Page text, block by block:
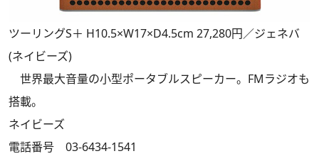
ツーリングS＋ H10.5×W17×D4.5cm 27,280円／ジェネバ
(ネイビーズ)
世界最大音量の小型ポータブルスピーカー。FMラジオも
搭載。
ネイビーズ
電話番号 03-6434-1541